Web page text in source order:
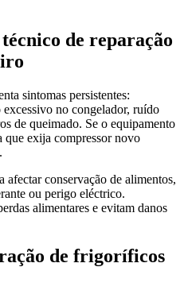
de reparação
sintomas persistentes:
no congelador, ruído
de queimado. Se o equipamento
que exija compressor novo
conservação de alimentos,
ou perigo eléctrico.
alimentares e evitam danos
de frigoríficos